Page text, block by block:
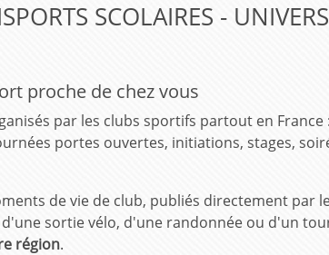
SCOLAIRES -
proche de chez vous
par les clubs sportifs partout en France :
portes ouvertes, initiations, stages,
de vie de club, publiés directement par
sortie vélo, d'une randonnée ou d'un
région.